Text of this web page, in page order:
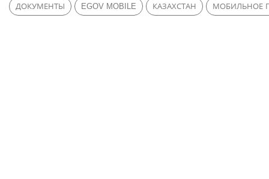
ДОКУМЕНТЫ EGOV MOBILE КАЗАХСТАН МОБИЛЬНОЕ